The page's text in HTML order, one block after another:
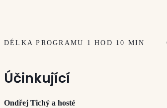
DÉLKA PROGRAMU 1 HOD 10 MIN
Účinkující
Ondřej Tichý a hosté